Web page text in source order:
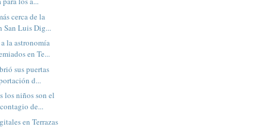
cerca de la
San Luis Dig...
la astronomía
en Te...
sus puertas
d...
los niños son el
de...
en Terrazas